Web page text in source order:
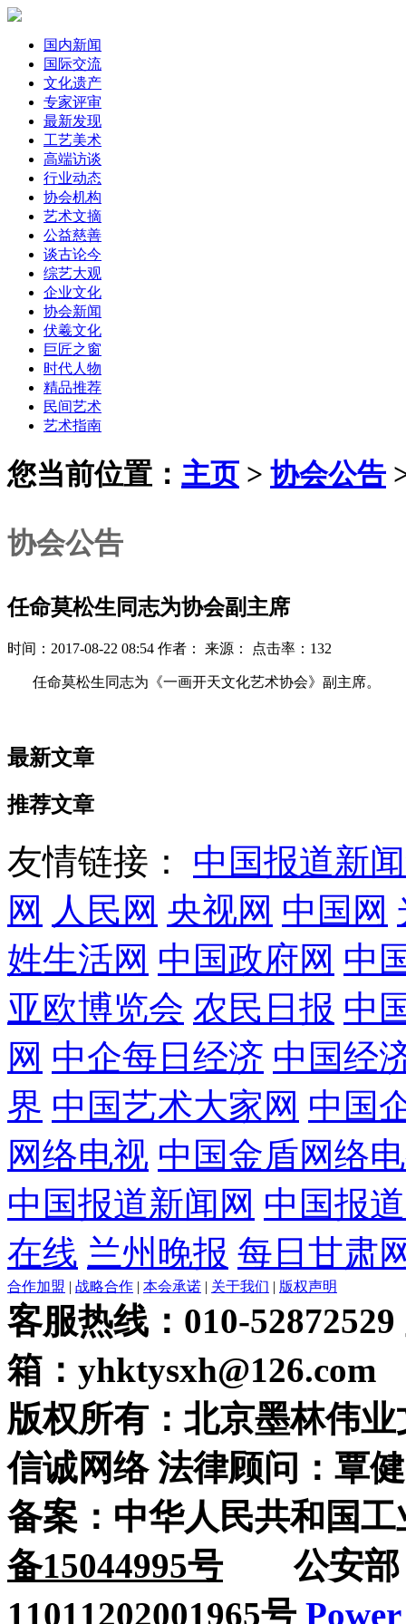
国内新闻
国际交流
文化遗产
专家评审
最新发现
工艺美术
高端访谈
行业动态
协会机构
艺术文摘
公益慈善
谈古论今
综艺大观
企业文化
协会新闻
伏羲文化
巨匠之窗
时代人物
精品推荐
民间艺术
艺术指南
您当前位置： 主页 > 协会公告
协会公告
任命莫松生同志为协会副主席
时间：2017-08-22 08:54 作者： 来源： 点击率：132
任命莫松生同志为《一画开天文化艺术协会》副主席。
最新文章
推荐文章
友情链接： 中国报道新
网 人民网 央视网 中国网
姓生活网 中国政府网 中
亚欧博览会 农民日报 中
网 中企每日经济 中国经
界 中国艺术大家网 中国
网络电视 中国金盾网络
中国报道新闻网 中国报
在线 兰州晚报 每日甘肃
合作加盟 | 战略合作 | 本会承诺 | 关于我们 | 版权声明
客服热线：010-
箱：yhktysxh@126.com
版权所有：北京墨林伟
信诚网络 法律顾问：覃健
备案：中华人民共和国
备15044995号公安部：
11011202001965号